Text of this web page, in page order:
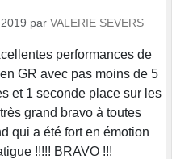
par VALERIE SEVERS
performances de
GR avec pas moins de 5
et 1 seconde place sur les
grand bravo à toutes
qui a été fort en émotion
!!!!! BRAVO !!!